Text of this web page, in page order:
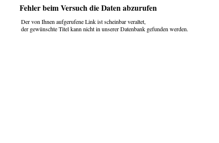
Fehler beim Versuch die Daten abzurufen
Der von Ihnen aufgerufene Link ist scheinbar veraltet,
der gewünschte Titel kann nicht in unserer Datenbank gefunden werden.